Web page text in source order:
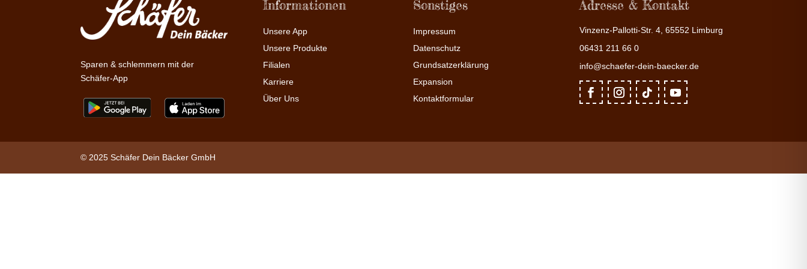
Sparen & schlemmern mit der
Schäfer-App
Informationen
Unsere App
Unsere Produkte
Filialen
Karriere
Über Uns
Sonstiges
Impressum
Datenschutz
Grundsatzerklärung
Expansion
Kontaktformular
Adresse & Kontakt
Vinzenz-Pallotti-Str. 4, 65552 Limburg
06431 211 66 0
info@schaefer-dein-baecker.de
© 2025 Schäfer Dein Bäcker GmbH